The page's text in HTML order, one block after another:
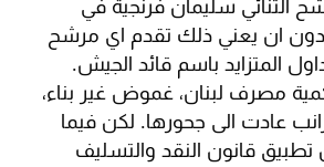
الثنائي سليمان فرنجية في
دون ان يعني ذلك تقدم اي مرشح
المتزايد باسم قائد الجيش.
مصرف لبنان، غموض غير بناء،
عادت الى جحورها. لكن فيما
قانون النقد والتسليف